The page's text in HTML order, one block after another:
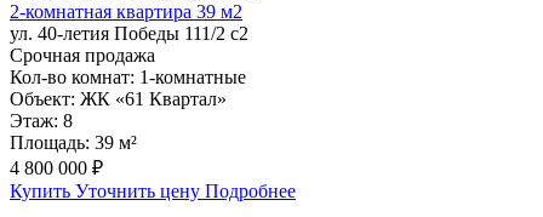
2-комнатная квартира 39 м2
ул. 40-летия Победы 111/2 с2
Срочная продажа
Кол-во комнат: 1-комнатные
Объект: ЖК «61 Квартал»
Этаж: 8
Площадь: 39 м²
4 800 000 ₽
Купить Уточнить цену Подробнее